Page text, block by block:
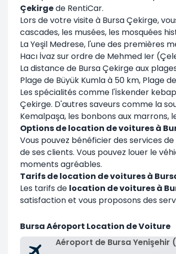
Çekirgede RentiCar.
Lors de votre visite à Bursa Çekirge,
cascades, les musées, les mosquées
La Yeşil Medrese, l'une des premières
Hacı İvaz sur ordre de Mehmed Ier
La distance de Bursa Çekirge aux
Plage de Büyük Kumla à 50 km, Plage
Les spécialités comme l'İskender
Çekirge. D'autres saveurs comme la
Kemalpaşa, les bonbons aux
Options de location de voitures à
Vous pouvez bénéficier des services de
de ses clients. Vous pouvez louer le
moments agréables.
Tarifs de location de voitures à
Les tarifs de location de voitures à
satisfaction et vous proposons des
Bursa Aéroport Location de Voiture
Aéroport de Bursa Yenişehir